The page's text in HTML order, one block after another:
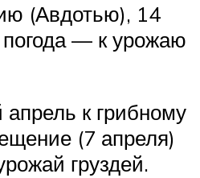
(Авдотью), 14
— к урожаю
к грибному
(7 апреля)
груздей.